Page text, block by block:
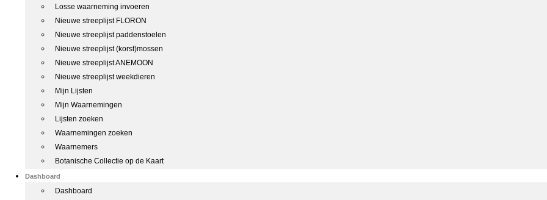
Losse waarneming invoeren
Nieuwe streeplijst FLORON
Nieuwe streeplijst paddenstoelen
Nieuwe streeplijst (korst)mossen
Nieuwe streeplijst ANEMOON
Nieuwe streeplijst weekdieren
Mijn Lijsten
Mijn Waarnemingen
Lijsten zoeken
Waarnemingen zoeken
Waarnemers
Botanische Collectie op de Kaart
Dashboard
Dashboard